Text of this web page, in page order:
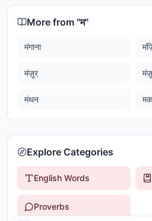
More from "म"
मंगाना
मंज़ूर
मंथन
Explore Categories
English Words
Proverbs